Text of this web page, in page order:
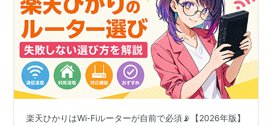
楽天ひかりはWi-Fiルーターが自前で必須📡【2026年版】